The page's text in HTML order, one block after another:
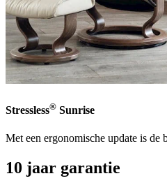
Stressless® Sunrise
Met een ergonomische update is de
10 jaar garantie